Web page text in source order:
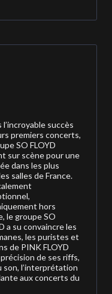
l’incroyable succès
premiers concerts,
SO FLOYD
sur scène pour une
dans les plus
salles de France.
hors
le groupe SO
a su convaincre les
les puristes et
de PINK FLOYD
de ses riffs,
son, l’interprétation
aux concerts du